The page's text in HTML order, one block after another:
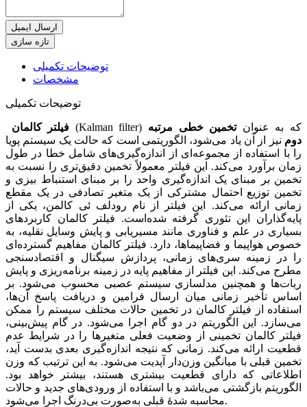
ارسال ایمیل
توضیحات تکمیلی
مشخصات
توضیحات تکمیلی
فیلتر کالمان (Kalman filter) که به عنوانتخمین خطی مرتبه
دوم نیز از آن یاد می‌شود، الگوریتمی است که حالت یک سیستم پویا
را با استفاده از مجموعه‌ای از اندازه‌گیری‌های شامل خطا در طول
زمان برآورد می‌کند. این فیلتر معمولاً تخمین دقیق‌تری را نسبت به
تخمین بر مبنای یک اندازه‌گیری واحد را بر مبنای استنباط بیزی و
تخمین توزیع احتمال مشترکی از یک متغیر تصادفی در یک مقطع
زمانی ارائه می‌کند. این فیلتر از نام رودلف ئی کالمن، یکی از
پایه‌گذاران این تئوری گرفته شده‌است. فیلتر کالمان کاربردهای
بسیاری در علم و فناوری مانند مسیریابی و پایش وسایل نقلیه، به
خصوص هواپیما و فضاپیماها، دارد. فیلتر کالمان مفاهیم گسترده‌ای
را در زمینه سری‌های زمانی، پردازش سیگنال و اقتصادسنجی
مطرح می‌کند. این فیلتر از مفاهیم پایه در زمینه برنامه‌ریزی و پایش
ربات‌ها و همچنین مدلسازی سیستم عصبی محسوب می‌شود. بر
اساس تأخیر زمانی میان ارسال فرامین و دریافت پاسخ آن‌ها،
استفاده از فیلتر کالمان در تخمین حالات مختلف سیستم را ممکن
می‌سازد. این الگوریتم در دو گام اجرا می‌شود. در گام پیش‌بینی،
فیلتر کالمان تخمینی از وضعیت فعلی متغیرها را در شرایط عدم
قطعیت ارائه می‌کند. زمانی که نتیجه اندازه‌گیری بعدی بدست آید،
تخمین قبلی با میانگین وزن‌دار آپدیت می‌شود. به این ترتیب که وزن
اطلاعاتی که دارای قطعیت بیشتری هستند، بیشتر خواهد بود.
الگوریتم بازگشتی می‌باشد و با استفاده از ورودی‌های جدید و حالات
محاسبه شدهٔ قبلی به‌صورت بی‌درنگ اجرا می‌شود.